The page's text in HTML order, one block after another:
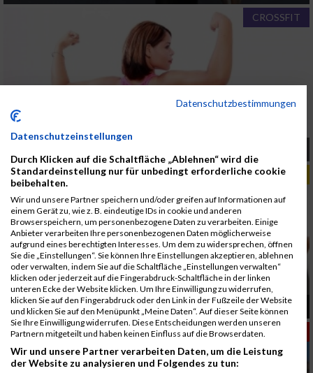
CROSSFIT
TIPPS & TRENDS
Deine Gesundheit ist dein Erfolg
ERNÄHRUNG
Datenschutzbestimmungen
Datenschutzeinstellungen
Durch Klicken auf die Schaltfläche „Ablehnen“ wird die
Standardeinstellung nur für unbedingt erforderliche cookie
beibehalten.
Wir und unsere Partner speichern und/oder greifen auf Informationen auf
einem Gerät zu, wie z. B. eindeutige IDs in cookie und anderen
Browserspeichern, um personenbezogene Daten zu verarbeiten. Einige
Anbieter verarbeiten Ihre personenbezogenen Daten möglicherweise
aufgrund eines berechtigten Interesses. Um dem zu widersprechen, öffnen
Sie die „Einstellungen“. Sie können Ihre Einstellungen akzeptieren, ablehnen
oder verwalten, indem Sie auf die Schaltfläche „Einstellungen verwalten“
klicken oder jederzeit auf die Fingerabdruck-Schaltfläche in der linken
unteren Ecke der Website klicken. Um Ihre Einwilligung zu widerrufen,
klicken Sie auf den Fingerabdruck oder den Link in der Fußzeile der Website
und klicken Sie auf den Menüpunkt „Meine Daten“. Auf dieser Seite können
Sie Ihre Einwilligung widerrufen. Diese Entscheidungen werden unseren
Partnern mitgeteilt und haben keinen Einfluss auf die Browserdaten.
Wir und unsere Partner verarbeiten Daten, um die Leistung
der Website zu analysieren und Folgendes zu tun: